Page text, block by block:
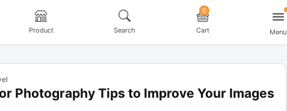
Product Search Cart
0
Menu
Photography Tips to Improve Your Images